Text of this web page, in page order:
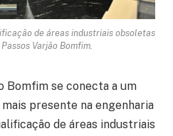
de áreas industriais obsoletas
Varjão Bomfim.
Bomfim se conecta a um
presente na engenharia
de áreas industriais